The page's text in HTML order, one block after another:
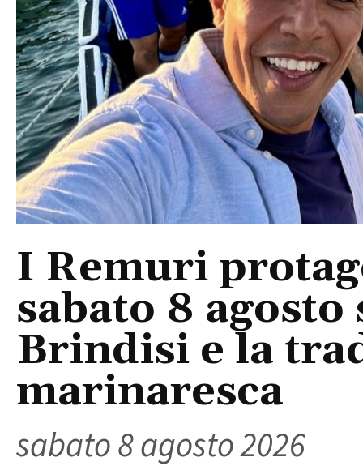
I Remuri
sabato 8
Brindisi e la
marinaresca
sabato 8 agosto 2026